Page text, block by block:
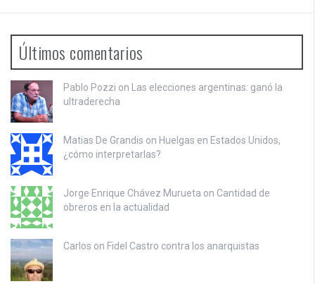
Últimos comentarios
Pablo Pozzi on
Las elecciones argentinas: ganó la
ultraderecha
Matias De Grandis on Huelgas en Estados Unidos,
¿cómo interpretarlas?
Jorge Enrique Chávez Murueta on Cantidad de
obreros en la actualidad
Carlos on Fidel Castro contra los anarquistas